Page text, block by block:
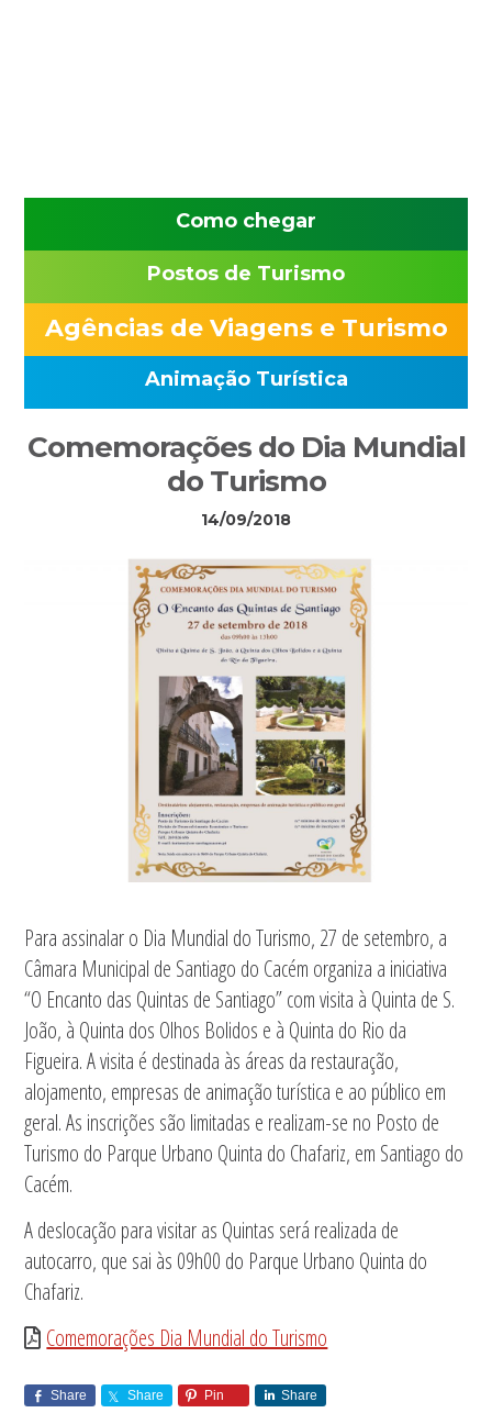
principal
Como chegar
Postos de Turismo
Agências de Viagens e Turismo
Animação Turística
Comemorações do Dia Mundial
do Turismo
14/09/2018
Para assinalar o Dia Mundial do Turismo, 27 de setembro, a
Câmara Municipal de Santiago do Cacém organiza a iniciativa
“O Encanto das Quintas de Santiago” com visita à Quinta de S.
João, à Quinta dos Olhos Bolidos e à Quinta do Rio da
Figueira. A visita é destinada às áreas da restauração,
alojamento, empresas de animação turística e ao público em
geral. As inscrições são limitadas e realizam-se no Posto de
Turismo do Parque Urbano Quinta do Chafariz, em Santiago do
Cacém.
A deslocação para visitar as Quintas será realizada de
autocarro, que sai às 09h00 do Parque Urbano Quinta do
Chafariz.
Comemorações Dia Mundial do Turismo
Share Share Pin Share
Sidebar